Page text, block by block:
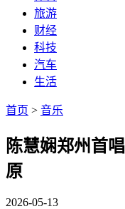
旅游
财经
科技
汽车
生活
首页 > 音乐
陈慧娴郑州首
原
2026-05-13